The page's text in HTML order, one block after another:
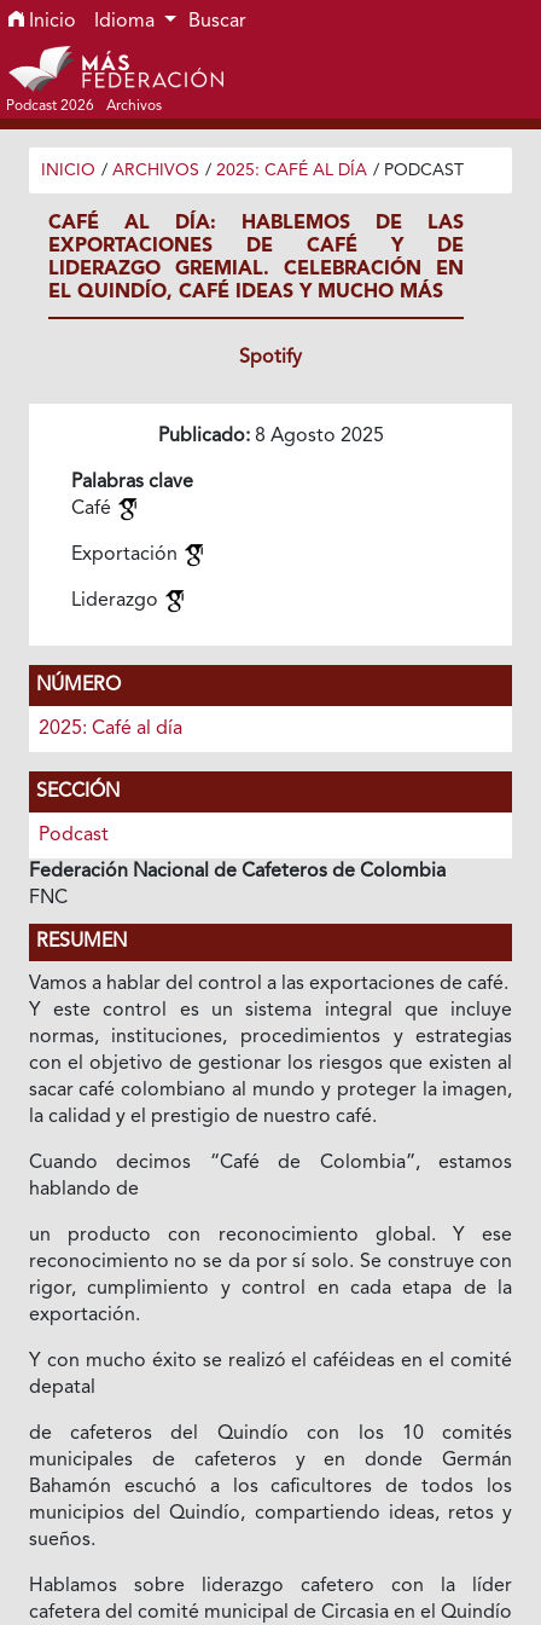
Ir al menú de navegación principal
Ir al contenido principal
Ir al pie de página del sitio
Inicio Idioma Buscar
Podcast 2026 Archivos
INICIO / ARCHIVOS / 2025: CAFÉ AL DÍA / PODCAST
CAFÉ AL DÍA: HABLEMOS DE LAS
EXPORTACIONES DE CAFÉ Y DE
LIDERAZGO GREMIAL. CELEBRACIÓN EN
EL QUINDÍO, CAFÉ IDEAS Y MUCHO MÁS
Spotify
Publicado:8 Agosto 2025
Palabras clave
Café
Exportación
Liderazgo
NÚMERO
2025: Café al día
SECCIÓN
Podcast
Federación Nacional de Cafeteros de Colombia
FNC
RESUMEN
Vamos a hablar del control a las exportaciones de café.
Y este control es un sistema integral que incluye
normas, instituciones, procedimientos y estrategias
con el objetivo de gestionar los riesgos que existen al
sacar café colombiano al mundo y proteger la imagen,
la calidad y el prestigio de nuestro café.
Cuando decimos “Café de Colombia”, estamos
hablando de
un producto con reconocimiento global. Y ese
reconocimiento no se da por sí solo. Se construye con
rigor, cumplimiento y control en cada etapa de la
exportación.
Y con mucho éxito se realizó el caféideas en el comité
depatal
de cafeteros del Quindío con los 10 comités
municipales de cafeteros y en donde Germán
Bahamón escuchó a los caficultores de todos los
municipios del Quindío, compartiendo ideas, retos y
sueños.
Hablamos sobre liderazgo cafetero con la líder
cafetera del comité municipal de Circasia en el Quindío